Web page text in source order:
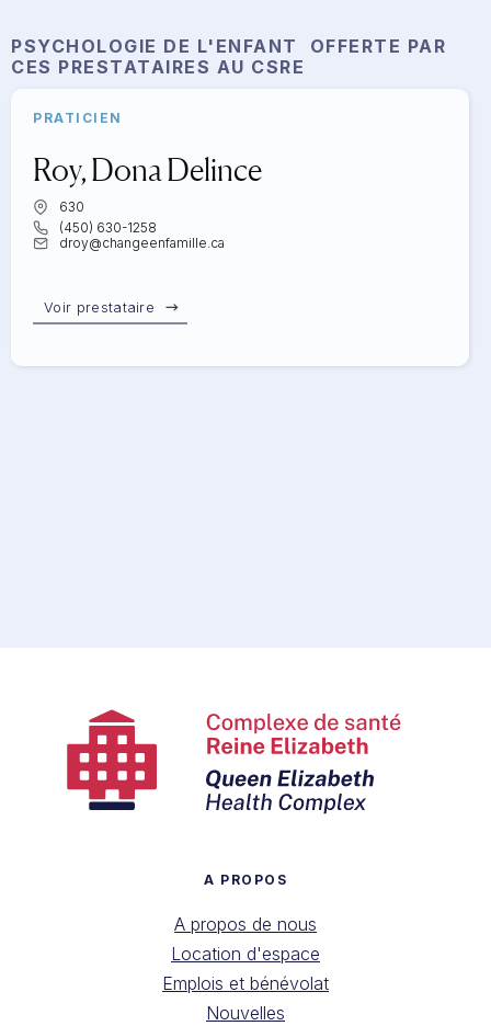
PSYCHOLOGIE DE L'ENFANT
OFFERTE PAR
CES PRESTATAIRES AU CSRE
PRATICIEN
Roy, Dona Delince
630
(450) 630-1258
droy@changeenfamille.ca
Voir prestataire
A PROPOS
A propos de nous
Location d'espace
Emplois et bénévolat
Nouvelles